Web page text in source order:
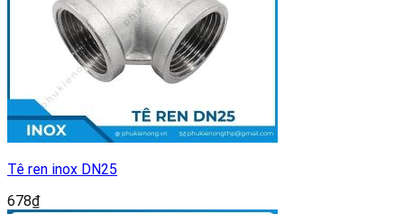
Tê ren inox DN25
678₫